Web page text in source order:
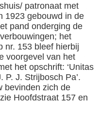
patronaat met
1923 gebouwd in de
pand onderging de
het
nr. 153 bleef hierbij
voorgevel van het
het opschrift: ‘Unitas
J. Strijbosch Pa’.
bevinden zich de
Hoofdstraat 157 en